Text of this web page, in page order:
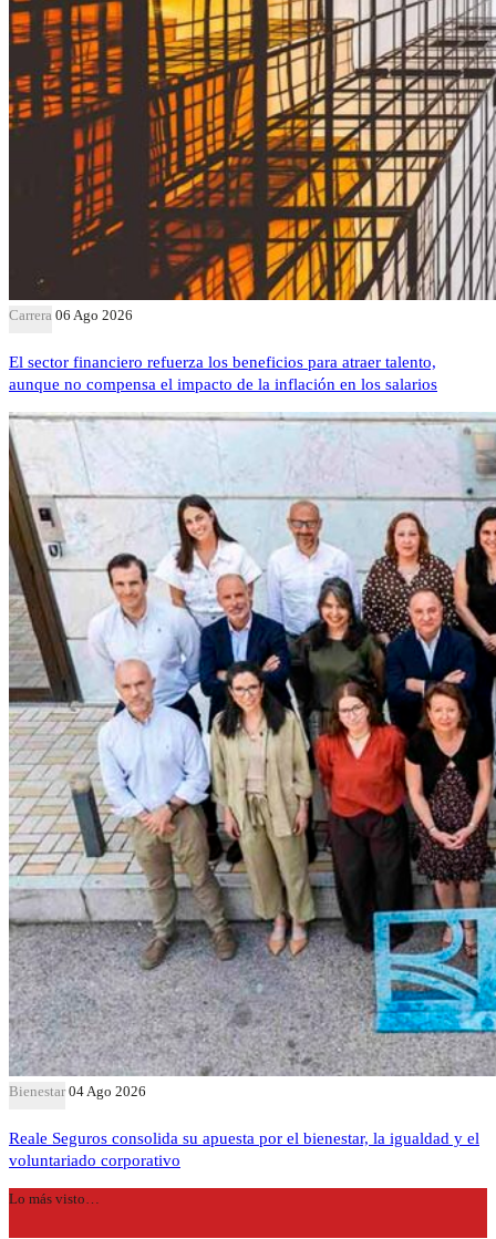
Carrera 06 Ago 2026
El sector financiero refuerza los beneficios para atraer talento,
aunque no compensa el impacto de la inflación en los salarios
Bienestar 04 Ago 2026
Reale Seguros consolida su apuesta por el bienestar, la igualdad y el
voluntariado corporativo
Lo más visto…